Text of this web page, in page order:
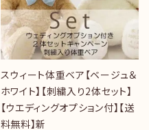
スウィート体重ベア【ベージュ＆
ホワイト】【刺繍入り2体セット】
【ウエディングオプション付】【送
料無料】新